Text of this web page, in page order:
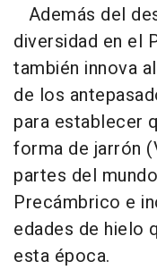
Además del
diversidad en el
también innova
de los
para establecer
forma de jarrón
partes del
Precámbrico e
edades de hielo
esta época.